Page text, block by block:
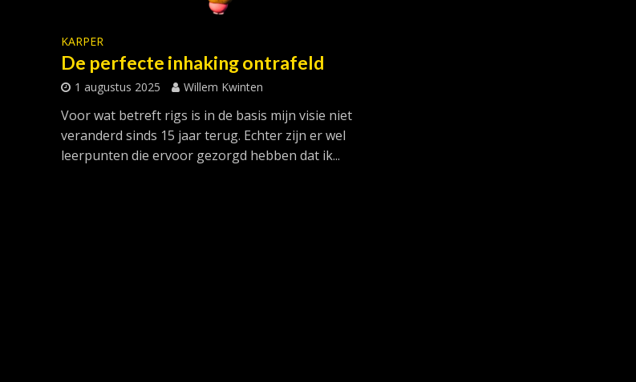
KARPER
De perfecte inhaking ontrafeld
1 augustus 2025 Willem Kwinten
Voor wat betreft rigs is in de basis mijn visie niet
veranderd sinds 15 jaar terug. Echter zijn er wel
leerpunten die ervoor gezorgd hebben dat ik...